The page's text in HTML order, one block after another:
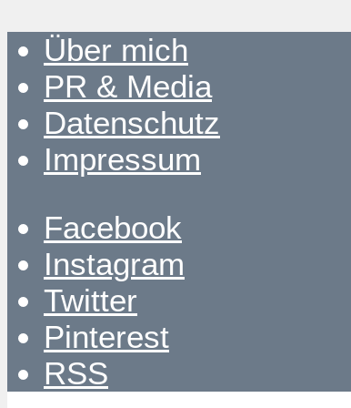
Über mich
PR & Media
Datenschutz
Impressum
Facebook
Instagram
Twitter
Pinterest
RSS